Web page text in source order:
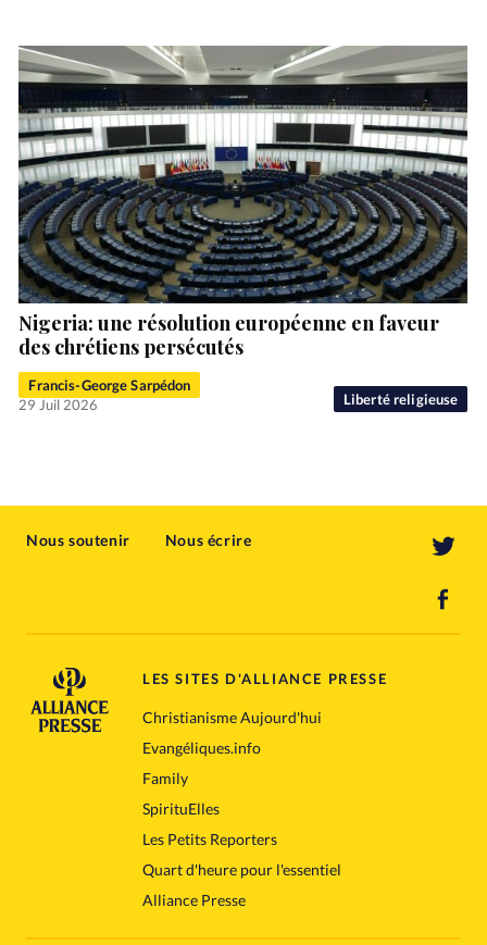
Liberté religieuse
Nigeria: une résolution européenne en faveur
des chrétiens persécutés
Francis-George Sarpédon
29 Juil 2026
Nous soutenir Nous écrire
LES SITES D'ALLIANCE PRESSE
Christianisme Aujourd'hui
Evangéliques.info
Family
SpirituElles
Les Petits Reporters
Quart d'heure pour l'essentiel
Alliance Presse